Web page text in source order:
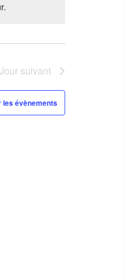
Jour suivant
les évènements